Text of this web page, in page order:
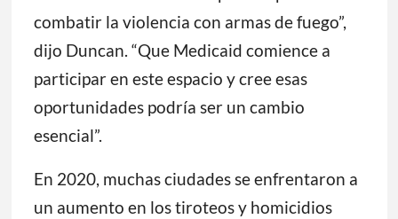
combatir la violencia con armas de fuego”,
dijo Duncan. “Que Medicaid comience a
participar en este espacio y cree esas
oportunidades podría ser un cambio
esencial”.
En 2020, muchas ciudades se enfrentaron a
un aumento en los tiroteos y homicidios